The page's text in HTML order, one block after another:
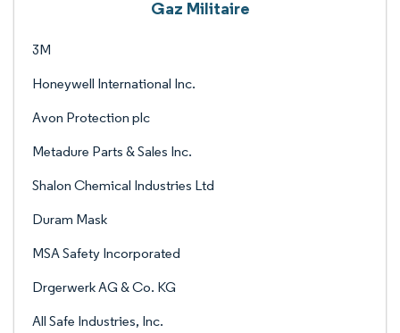
Gaz Militaire
3M
Honeywell International Inc.
Avon Protection plc
Metadure Parts & Sales Inc.
Shalon Chemical Industries Ltd
Duram Mask
MSA Safety Incorporated
Drgerwerk AG & Co. KG
All Safe Industries, Inc.